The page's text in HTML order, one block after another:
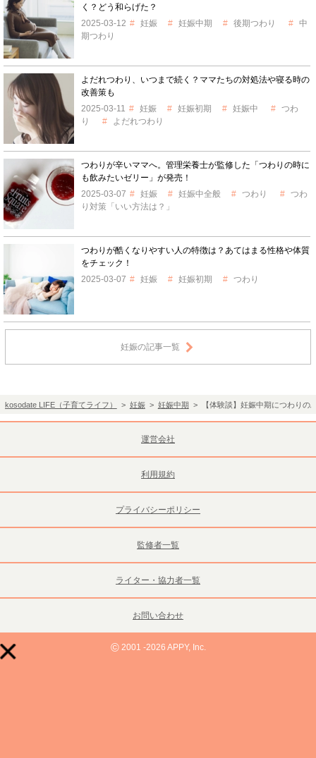
く？どう和らげた？
2025-03-12
妊娠 妊娠中期 後期つわり
中
期つわり
よだれつわり、いつまで続く？ママたちの対処法や寝る時の
改善策も
2025-03-11
妊娠 妊娠初期 妊娠中
つわ
り
よだれつわり
つわりが辛いママへ。管理栄養士が監修した「つわりの時に
も飲みたいゼリー」が発売！
2025-03-07
妊娠 妊娠中全般 つわり
つわ
り対策「いい方法は？」
つわりが酷くなりやすい人の特徴は？あてはまる性格や体質
をチェック！
2025-03-07
妊娠 妊娠初期 つわり
妊娠の記事一覧
kosodate LIFE（子育てライフ） > 妊娠> 妊娠中期 > 【体験談】妊娠中期につわりの
運営会社
利用規約
プライバシーポリシー
監修者一覧
ライター・協力者一覧
お問い合わせ
©2001 -2026 APPY, Inc.